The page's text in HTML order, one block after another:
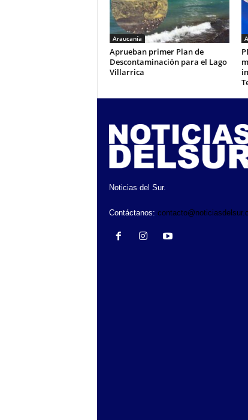
Araucanía
Aprueban primer Plan de
Descontaminación para el Lago
Villarrica
Noticias del Sur.
Contáctanos: contacto@noticiasdelsur.cl